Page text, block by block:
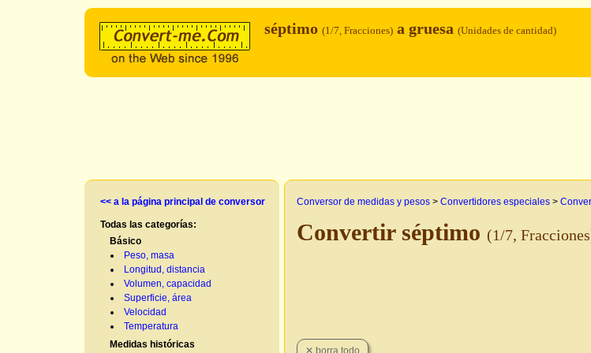
séptimo (1/7, Fracciones) a gruesa (Unidades de cantidad)
<< a la página principal de conversor
Todas las categorías:
Básico
Peso, masa
Longitud, distancia
Volumen, capacidad
Superficie, área
Velocidad
Temperatura
Medidas históricas
Conversor de medidas y pesos > Convertidores especiales >
Convertir séptimo (1/7,